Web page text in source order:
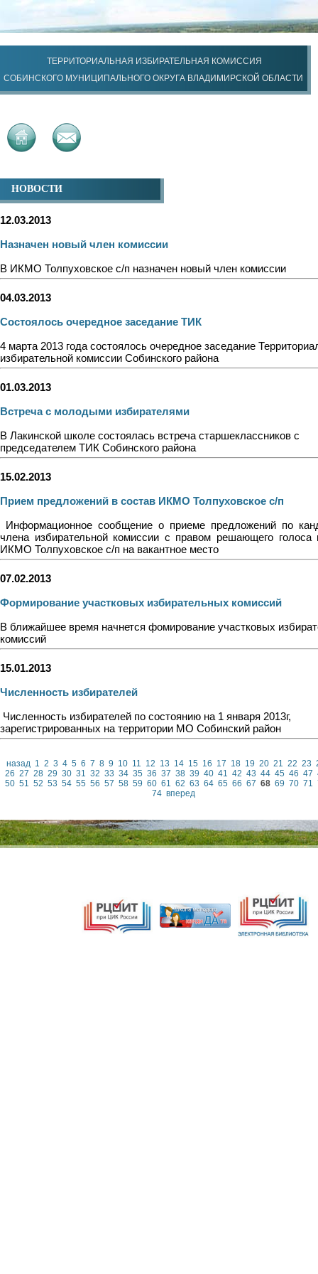
ТЕРРИТОРИАЛЬНАЯ ИЗБИРАТЕЛЬНАЯ КОМИССИЯ
СОБИНСКОГО МУНИЦИПАЛЬНОГО ОКРУГА ВЛАДИМИРСКОЙ ОБЛАСТИ
НОВОСТИ
12.03.2013
Назначен новый член комиссии
В ИКМО Толпуховское с/п назначен новый член комиссии
04.03.2013
Состоялось очередное заседание ТИК
4 марта 2013 года состоялось очередное заседание
избирательной комиссии Собинского района
01.03.2013
Встреча с молодыми избирателями
В Лакинской школе состоялась встреча старшеклассников с
председателем ТИК Собинского района
15.02.2013
Прием предложений в состав ИКМО Толпуховское с/п
Информационное сообщение о приеме предложений по
члена избирательной комиссии с правом решающего голоса
ИКМО Толпуховское с/п на вакантное место
07.02.2013
Формирование участковых избирательных комиссий
В ближайшее время начнется фомирование участковых
комиссий
15.01.2013
Численность избирателей
Численность избирателей по состоянию на 1 января 2013г,
зарегистрированных на территории МО Собинский район
назад 1 2 3 4 5 6 7 8 9 10 11 12 13 14 15 16 17 18 19 20 21 22 23
26 27 28 29 30 31 32 33 34 35 36 37 38 39 40 41 42 43 44 45 46 47
50 51 52 53 54 55 56 57 58 59 60 61 62 63 64 65 66 67 68 69 70 71
74 вперед